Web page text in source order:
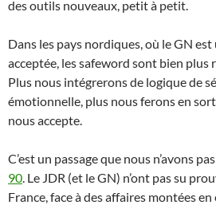
des outils nouveaux, petit à petit.
Dans les pays nordiques, où le GN
acceptée, les safeword sont bien plus
Plus nous intégrerons de logique de
émotionnelle, plus nous ferons en
nous accepte.
C’est un passage que nous n’avons
90. Le JDR (et le GN) n’ont pas su
France, face à des affaires montées